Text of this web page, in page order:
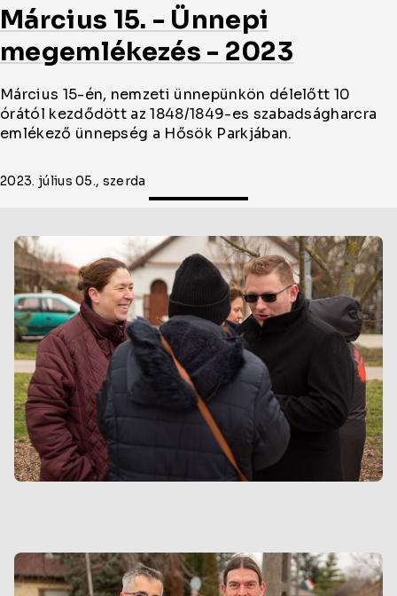
Március 15. - Ünnepi
megemlékezés - 2023
Március 15-én, nemzeti ünnepünkön délelőtt 10
órától kezdődött az 1848/1849-es szabadságharcra
emlékező ünnepség a Hősök Parkjában.
2023. július 05., szerda
Oldal
cikkjeinek
listája